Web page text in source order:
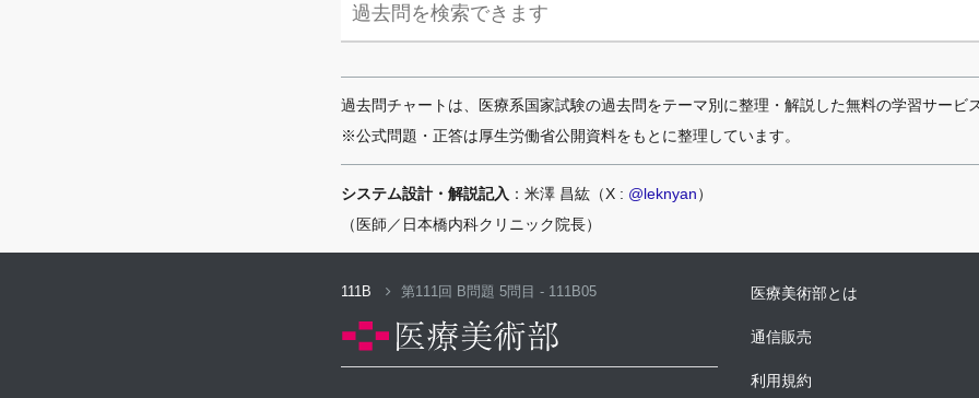
過去問チャートは、医療系国家試験の過去問をテーマ別に整理・解説した無料の学習サービ
※公式問題・正答は厚生労働省公開資料をもとに整理しています。
システム設計・解説記入 ：米澤 昌紘（X : @leknyan）
（医師／日本橋内科クリニック院長）
111B 第111回 B問題 5問目 - 111B05 医療美術部とは
通信販売
利用規約